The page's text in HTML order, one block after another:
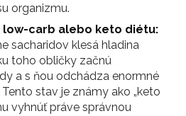
organizmu.
low-carb alebo keto diétu:
sacharidov klesá hladina
toho obličky začnú
a s ňou odchádza enormné
stav je známy ako „keto
vyhnúť práve správnou